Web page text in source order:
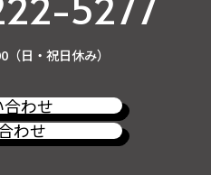
日・祝日休み）
わせ
わせ